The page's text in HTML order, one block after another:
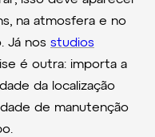
na atmosfera e no
Já nos studios
é outra: importa a
da localização
de manutenção